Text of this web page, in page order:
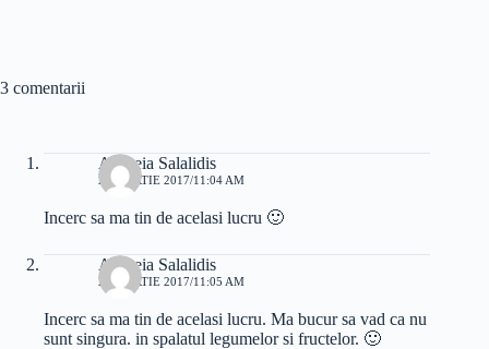
3 comentarii
Andreia Salalidis
24 MARTIE 2017/11:04 AM
Incerc sa ma tin de acelasi lucru 🙂
Andreia Salalidis
24 MARTIE 2017/11:05 AM
Incerc sa ma tin de acelasi lucru. Ma bucur sa vad ca nu
sunt singura. in spalatul legumelor si fructelor. 🙂